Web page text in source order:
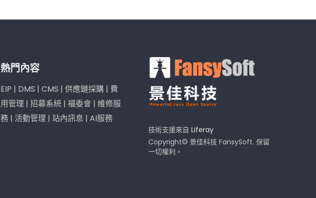
熱門內容
EIP | DMS | CMS | 供應鏈採購| 費
用管理| 招募系統| 福委會| 維修服
務| 活動管理| 站內訊息 | AI服務
技術支援來自 Liferay
Copyright© 景佳科技 FansySoft. 保留
一切權利。